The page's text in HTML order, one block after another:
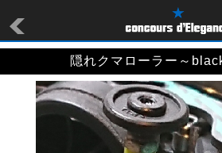
隠れクマローラー～